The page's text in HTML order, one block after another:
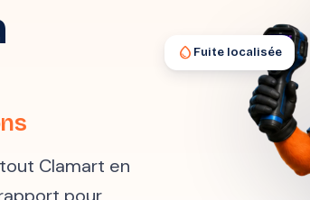
Clamart en
water_drop Fuite localisée